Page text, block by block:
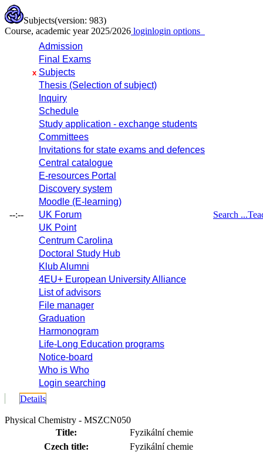
Subjects(version: 983)
Course, academic year 2025/2026 loginlogin options
--:--
Admission
Final Exams
x Subjects
Thesis (Selection of subject)
Inquiry
Schedule
Study application - exchange students
Committees
Invitations for state exams and defences
Central catalogue
E-resources Portal
Discovery system
Moodle (E-learning)
UK Forum
UK Point
Centrum Carolina
Doctoral Study Hub
Klub Alumni
4EU+ European University Alliance
List of advisors
File manager
Graduation
Harmonogram
Life-Long Education programs
Notice-board
Who is Who
Login searching
Search ...
Details
Physical Chemistry - MSZCN050
Title:
Fyzikální chemie
Czech title:
Fyzikální chemie